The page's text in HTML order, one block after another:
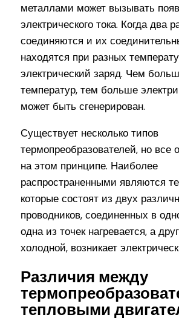
металлами может вызывать
электрического тока. Когда два
соединяются и их
находятся при разных
электрический заряд. Чем
температур, тем больше
может быть сгенерирован.
Существует несколько типов
термопреобразователей, но все
на этом принципе. Наиболее
распространенными являются
которые состоят из двух
проводников, соединенных в
одна из точек нагревается, а
холодной, возникает
Различия между
тепловыми